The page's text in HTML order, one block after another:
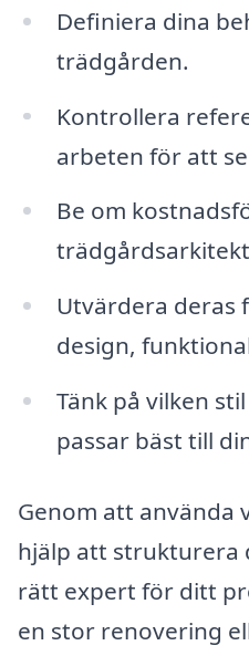
Definiera dina
trädgården.
Kontrollera
arbeten för att
Be om
Utvärdera deras
design,
Tänk på vilken
passar bäst till
Genom att använda
hjälp att strukturera
rätt expert för ditt
en stor renovering